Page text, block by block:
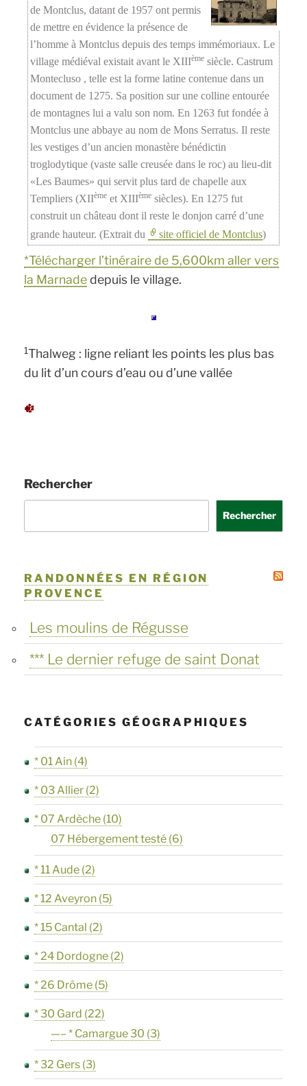
de Montclus, datant de 1957 ont permis
de mettre en évidence la présence de
l’homme à Montclus depuis des temps immémoriaux. Le
village médiéval existait avant le XIIIème siècle. Castrum
Montecluso , telle est la forme latine contenue dans un
document de 1275. Sa position sur une colline entourée
de montagnes lui a valu son nom. En 1263 fut fondée à
Montclus une abbaye au nom de Mons Serratus. Il reste
les vestiges d’un ancien monastère bénédictin
troglodytique (vaste salle creusée dans le roc) au lieu-dit
«Les Baumes» qui servit plus tard de chapelle aux
Templiers (XIIème et XIIIème siècles). En 1275 fut
construit un château dont il reste le donjon carré d’une
grande hauteur.(Extrait du site officiel de Montclus)
*Télécharger l’tinéraire de 5,600km aller vers
la Marnadedepuis le village.
1Thalweg : ligne reliant les points les plus bas
du lit d’un cours d’eau ou d’une vallée
Rechercher
Rechercher
RANDONNÉES EN RÉGION
PROVENCE
Les moulins de Régusse
*** Le dernier refuge de saint Donat
CATÉGORIES GÉOGRAPHIQUES
* 01 Ain (4)
* 03 Allier (2)
* 07 Ardèche (10)
07 Hébergement testé (6)
* 11 Aude (2)
* 12 Aveyron (5)
* 15 Cantal (2)
* 24 Dordogne (2)
* 26 Drôme (5)
* 30 Gard (22)
—– * Camargue 30 (3)
* 32 Gers (3)